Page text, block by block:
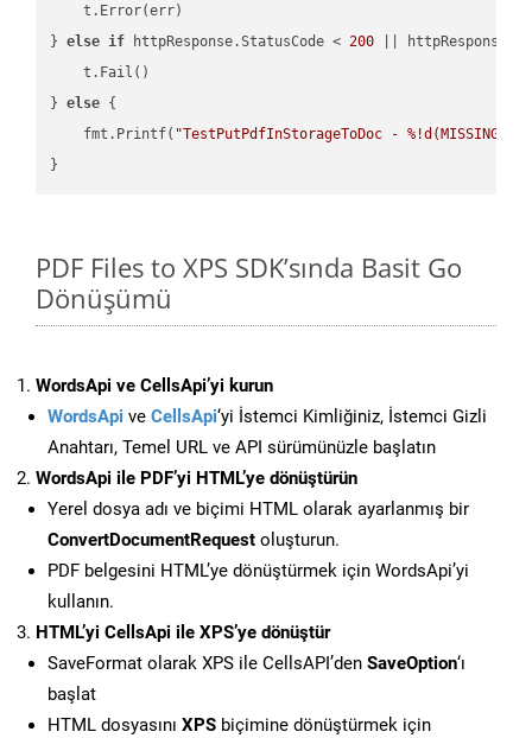
    t.Error(err)
} else if httpResponse.StatusCode < 200 ||
    t.Fail()
} else {
    fmt.Printf(
"TestPutPdfInStorageToDoc - %!d(MISSING)\n"
PDF Files to XPS SDK’sında Basit Go
Dönüşümü
WordsApi ve CellsApi’yi kurun
WordsApi ve CellsApi‘yi İstemci Kimliğiniz, İstemci Gizli
Anahtarı, Temel URL ve API sürümünüzle başlatın
WordsApi ile PDF’yi HTML’ye dönüştürün
Yerel dosya adı ve biçimi HTML olarak ayarlanmış bir
ConvertDocumentRequest oluşturun.
PDF belgesini HTML’ye dönüştürmek için WordsApi’yi
kullanın.
HTML’yi CellsApi ile XPS’ye dönüştür
SaveFormat olarak XPS ile CellsAPI’den SaveOption‘ı
başlat
HTML dosyasını XPS biçimine dönüştürmek için